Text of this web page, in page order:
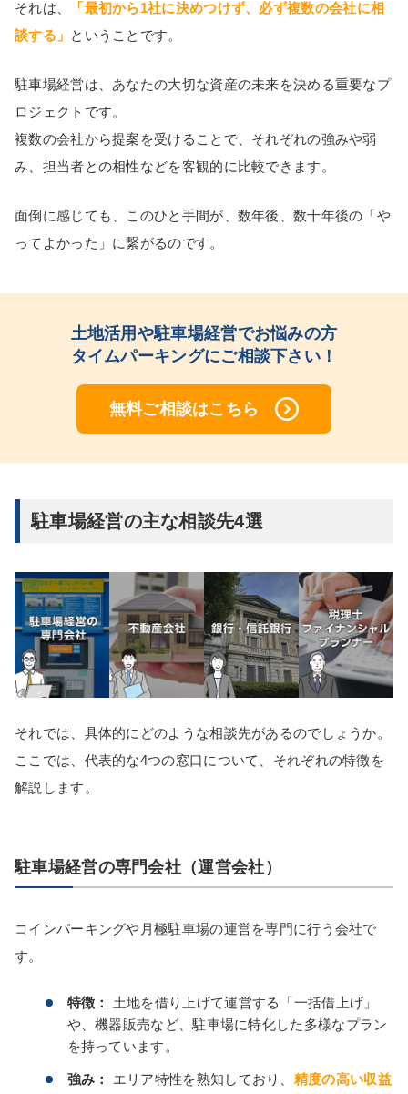
それは、
「最初から1社に決めつけず、必ず複数の会社に相
談する」 ということです。
駐車場経営は、あなたの大切な資産の未来を決める重要なプ
ロジェクトです。
複数の会社から提案を受けることで、それぞれの強みや弱
み、担当者との相性などを客観的に比較できます。
面倒に感じても、このひと手間が、数年後、数十年後の「や
ってよかった」に繋がるのです。
土地活用や駐車場経営でお悩みの方
タイムパーキングにご相談下さい！
無料ご相談はこちら
駐車場経営の主な相談先4選
それでは、具体的にどのような相談先があるのでしょうか。
ここでは、代表的な4つの窓口について、それぞれの特徴を
解説します。
駐車場経営の専門会社（運営会社）
コインパーキングや月極駐車場の運営を専門に行う会社で
す。
特徴：
土地を借り上げて運営する「一括借上げ」
や、機器販売など、駐車場に特化した多様なプラン
を持っています。
強み： エリア特性を熟知しており、 精度の高い収益